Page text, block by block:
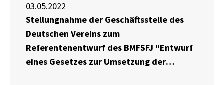
03.05.2022
Stellungnahme der Geschäftsstelle des
Deutschen Vereins zum
Referentenentwurf des BMFSFJ "Entwurf
eines Gesetzes zur Umsetzung der